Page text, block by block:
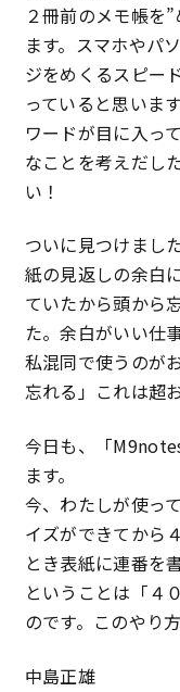
２冊前のメモ帳を
ます。スマホやパ
ジをめくるスピー
っていると思いま
ワードが目に入っ
なことを考えだし
い！
ついに見つけまし
紙の見返しの余白
ていたから頭から
た。余白がいい仕
私混同で使うのが
忘れる」これは超
今日も、「
ます。
今、わたしが使っ
イズができてから
とき表紙に連番を
ということは「４
のです。このやり
中島正雄